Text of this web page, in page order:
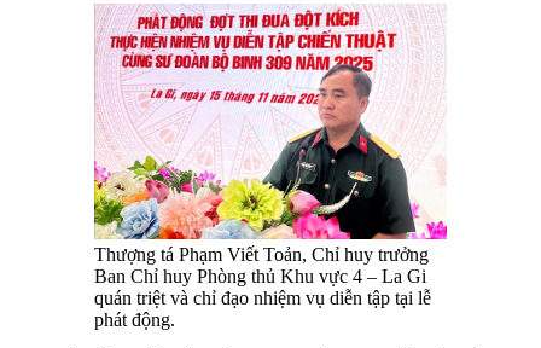
Thượng tá Phạm Viết Toản, Chỉ huy trưởng
Ban Chỉ huy Phòng thủ Khu vực 4 – La Gi
quán triệt và chỉ đạo nhiệm vụ diễn tập tại lễ
phát động.